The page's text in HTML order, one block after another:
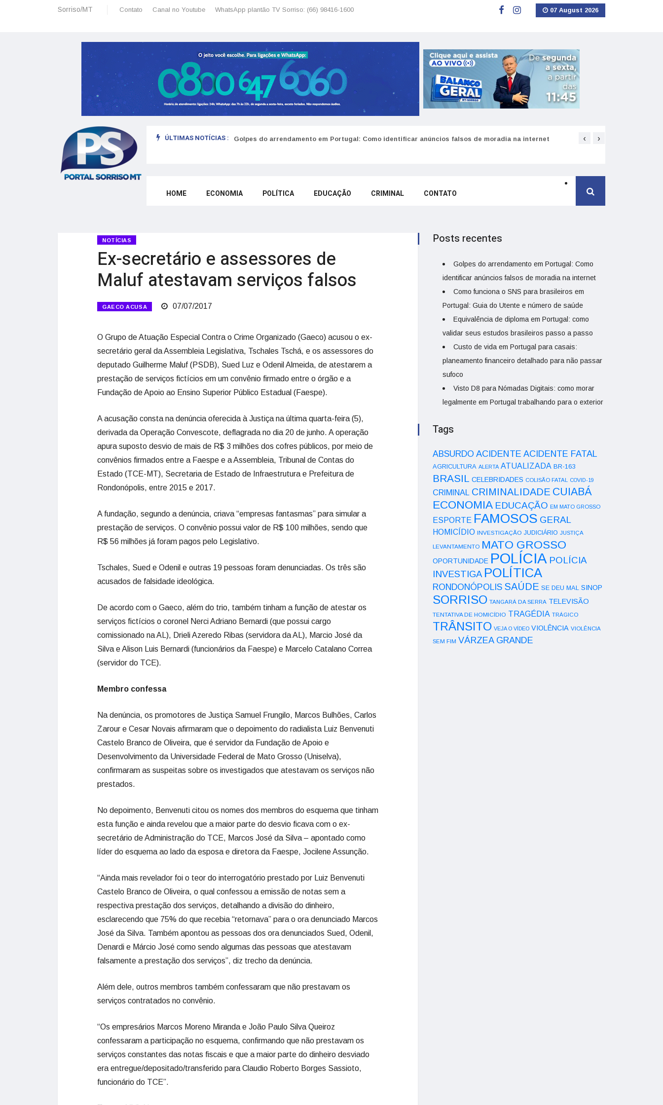
Sorriso/MT Contato Canal no Youtube WhatsApp plantão TV Sorriso: (66) 98416-1600 07 August 2026
ÚLTIMAS NOTÍCIAS :
morar legalmente em Portugal trabalhando para o exterior Golpes do arrendamento em Portugal: Como identificar anúncios falsos de moradia na internet Como funciona o SNS
‹ ›
HOME ECONOMIA POLÍTICA EDUCAÇÃO CRIMINAL CONTATO
NOTÍCIAS
Ex-secretário e assessores de
Maluf atestavam serviços falsos
GAECO ACUSA 07/07/2017
O Grupo de Atuação Especial Contra o Crime Organizado (Gaeco) acusou o ex-
secretário geral da Assembleia Legislativa, Tschales Tschá, e os assessores do
deputado Guilherme Maluf (PSDB), Sued Luz e Odenil Almeida, de atestarem a
prestação de serviços fictícios em um convênio firmado entre o órgão e a
Fundação de Apoio ao Ensino Superior Público Estadual (Faespe).
A acusação consta na denúncia oferecida à Justiça na última quarta-feira (5),
derivada da Operação Convescote, deflagrada no dia 20 de junho. A operação
apura suposto desvio de mais de R$ 3 milhões dos cofres públicos, por meio de
convênios firmados entre a Faespe e a Assembleia, Tribunal de Contas do
Estado (TCE-MT), Secretaria de Estado de Infraestrutura e Prefeitura de
Rondonópolis, entre 2015 e 2017.
A fundação, segundo a denúncia, criava “empresas fantasmas” para simular a
prestação de serviços. O convênio possui valor de R$ 100 milhões, sendo que
R$ 56 milhões já foram pagos pelo Legislativo.
Tschales, Sued e Odenil e outras 19 pessoas foram denunciadas. Os três são
acusados de falsidade ideológica.
De acordo com o Gaeco, além do trio, também tinham a função de atestar os
serviços fictícios o coronel Nerci Adriano Bernardi (que possui cargo
comissionado na AL), Drieli Azeredo Ribas (servidora da AL), Marcio José da
Silva e Alison Luis Bernardi (funcionários da Faespe) e Marcelo Catalano Correa
(servidor do TCE).
Membro confessa
Na denúncia, os promotores de Justiça Samuel Frungilo, Marcos Bulhões, Carlos
Zarour e Cesar Novais afirmaram que o depoimento do radialista Luiz Benvenuti
Castelo Branco de Oliveira, que é servidor da Fundação de Apoio e
Desenvolvimento da Universidade Federal de Mato Grosso (Uniselva),
confirmaram as suspeitas sobre os investigados que atestavam os serviços não
prestados.
No depoimento, Benvenuti citou os nomes dos membros do esquema que tinham
esta função e ainda revelou que a maior parte do desvio ficava com o ex-
secretário de Administração do TCE, Marcos José da Silva – apontado como
líder do esquema ao lado da esposa e diretora da Faespe, Jocilene Assunção.
“Ainda mais revelador foi o teor do interrogatório prestado por Luiz Benvenuti
Castelo Branco de Oliveira, o qual confessou a emissão de notas sem a
respectiva prestação dos serviços, detalhando a divisão do dinheiro,
esclarecendo que 75% do que recebia “retornava” para o ora denunciado Marcos
José da Silva. Também apontou as pessoas dos ora denunciados Sued, Odenil,
Denardi e Márcio José como sendo algumas das pessoas que atestavam
falsamente a prestação dos serviços”, diz trecho da denúncia.
Além dele, outros membros também confessaram que não prestavam os
serviços contratados no convênio.
“Os empresários Marcos Moreno Miranda e João Paulo Silva Queiroz
confessaram a participação no esquema, confirmando que não prestavam os
serviços constantes das notas fiscais e que a maior parte do dinheiro desviado
era entregue/depositado/transferido para Claudio Roberto Borges Sassioto,
funcionário do TCE”.
Posts recentes
Golpes do arrendamento em Portugal: Como
identificar anúncios falsos de moradia na internet
Como funciona o SNS para brasileiros em
Portugal: Guia do Utente e número de saúde
Equivalência de diploma em Portugal: como
validar seus estudos brasileiros passo a passo
Custo de vida em Portugal para casais:
planeamento financeiro detalhado para não passar
sufoco
Visto D8 para Nómadas Digitais: como morar
legalmente em Portugal trabalhando para o exterior
Tags
ABSURDO ACIDENTE ACIDENTE FATAL
AGRICULTURA ALERTA ATUALIZADA BR-163
BRASIL CELEBRIDADES COLISÃO FATAL COVID-19
CRIMINAL CRIMINALIDADE CUIABÁ
ECONOMIA EDUCAÇÃO EM MATO GROSSO
ESPORTE FAMOSOS GERAL
HOMICÍDIO INVESTIGAÇÃO JUDICIÁRIO JUSTIÇA
LEVANTAMENTO MATO GROSSO
OPORTUNIDADE POLÍCIA POLÍCIA
INVESTIGA POLÍTICA
RONDONÓPOLIS SAÚDE SE DEU MAL SINOP
SORRISO TANGARÁ DA SERRA TELEVISÃO
TENTATIVA DE HOMICÍDIO TRAGÉDIA TRÁGICO
TRÂNSITO VEJA O VÍDEO VIOLÊNCIA VIOLÊNCIA
SEM FIM VÁRZEA GRANDE